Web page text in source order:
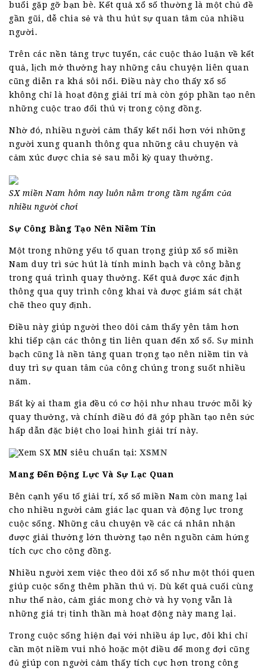
buổi gặp gỡ bạn bè. Kết quả xổ số thường là một chủ đề
gần gũi, dễ chia sẻ và thu hút sự quan tâm của nhiều
người.
Trên các nền tảng trực tuyến, các cuộc thảo luận về kết
quả, lịch mở thưởng hay những câu chuyện liên quan
cũng diễn ra khá sôi nổi. Điều này cho thấy xổ số
không chỉ là hoạt động giải trí mà còn góp phần tạo nên
những cuộc trao đổi thú vị trong cộng đồng.
Nhờ đó, nhiều người cảm thấy kết nối hơn với những
người xung quanh thông qua những câu chuyện và
cảm xúc được chia sẻ sau mỗi kỳ quay thưởng.
SX miền Nam hôm nay luôn nằm trong tầm ngắm của
nhiều người chơi
Sự Công Bằng Tạo Nên Niềm Tin
Một trong những yếu tố quan trọng giúp xổ số miền
Nam duy trì sức hút là tính minh bạch và công bằng
trong quá trình quay thưởng. Kết quả được xác định
thông qua quy trình công khai và được giám sát chặt
chẽ theo quy định.
Điều này giúp người theo dõi cảm thấy yên tâm hơn
khi tiếp cận các thông tin liên quan đến xổ số. Sự minh
bạch cũng là nền tảng quan trọng tạo nên niềm tin và
duy trì sự quan tâm của công chúng trong suốt nhiều
năm.
Bất kỳ ai tham gia đều có cơ hội như nhau trước mỗi kỳ
quay thưởng, và chính điều đó đã góp phần tạo nên sức
hấp dẫn đặc biệt cho loại hình giải trí này.
Xem SX MN siêu chuẩn tại: XSMN
Mang Đến Động Lực Và Sự Lạc Quan
Bên cạnh yếu tố giải trí, xổ số miền Nam còn mang lại
cho nhiều người cảm giác lạc quan và động lực trong
cuộc sống. Những câu chuyện về các cá nhân nhận
được giải thưởng lớn thường tạo nên nguồn cảm hứng
tích cực cho cộng đồng.
Nhiều người xem việc theo dõi xổ số như một thói quen
giúp cuộc sống thêm phần thú vị. Dù kết quả cuối cùng
như thế nào, cảm giác mong chờ và hy vọng vẫn là
những giá trị tinh thần mà hoạt động này mang lại.
Trong cuộc sống hiện đại với nhiều áp lực, đôi khi chỉ
cần một niềm vui nhỏ hoặc một điều để mong đợi cũng
đủ giúp con người cảm thấy tích cực hơn trong công